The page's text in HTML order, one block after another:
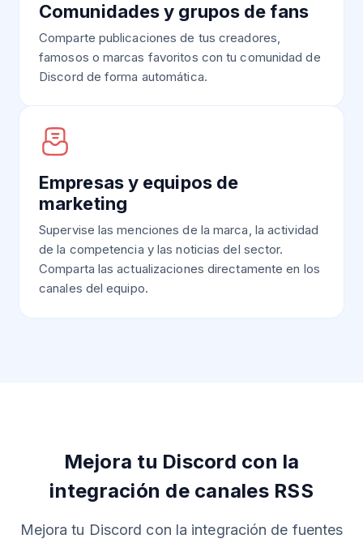
Comunidades y grupos de fans
Comparte publicaciones de tus creadores,
famosos o marcas favoritos con tu comunidad de
Discord de forma automática.
Empresas y equipos de
marketing
Supervise las menciones de la marca, la actividad
de la competencia y las noticias del sector.
Comparta las actualizaciones directamente en los
canales del equipo.
Mejora tu Discord con la
integración de canales RSS
Mejora tu Discord con la integración de fuentes